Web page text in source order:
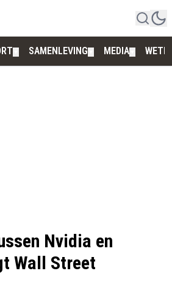
SAMENLEVING MEDIA
Nvidia en
Wall Street